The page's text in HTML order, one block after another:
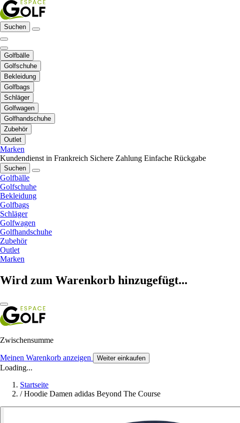
Suchen
Golfbälle
Golfschuhe
Bekleidung
Golfbags
Schläger
Golfwagen
Golfhandschuhe
Zubehör
Outlet
Marken
Kundendienst in Frankreich Sichere Zahlung Einfache Rückgabe
Suchen
Golfbälle
Golfschuhe
Bekleidung
Golfbags
Schläger
Golfwagen
Golfhandschuhe
Zubehör
Outlet
Marken
Wird zum Warenkorb hinzugefügt...
Zwischensumme
Meinen Warenkorb anzeigen Weiter einkaufen
Loading...
Startseite
/ Hoodie Damen adidas Beyond The Course